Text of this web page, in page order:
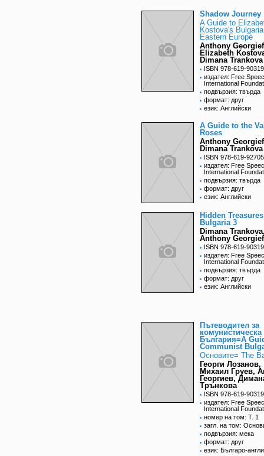
Shadow Journey
A Guide to
Kostova's
Eastern Europe
Anthony
Elizabeth
Dimana Trankova
ISBN 978-619-
издател: Free
International
подвързия: твърда
формат: друг
език: Английски
A Guide to the
Roses
Anthony
Dimana Trankova
ISBN 978-619-
издател: Free
International
подвързия: твърда
формат: друг
език: Английски
Hidden
Bulgaria 3
Dimana
Anthony
ISBN 978-619-
издател: Free
International
подвързия: твърда
формат: друг
език: Английски
Пътеводител за
комунистическа
България=A
Communist
Основите= The
Георги Лозанов,
Михаил Груев,
Георгиев,
Трънкова
ISBN 978-619-
издател: Free
International
номер на том: T. 1
загл. на том:
подвързия: мека
формат: друг
език: Българо-